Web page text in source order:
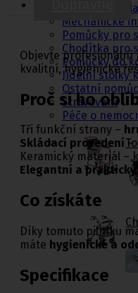
Toaletní křesla
Mechanické
Pomůcky pro
Chodítka pro
Pomůcky do
Jídelní stolky
Ostatní
Stravování
Péče o
Objevte profesionální
kvalitní, hygienické
Proč si ho
Tři funkční strany –
Skládací provedení–
Keramický materiál –
Elegantní a
Co získáte
Díky tomuto pilníku
máte hygienické a
Specifikace